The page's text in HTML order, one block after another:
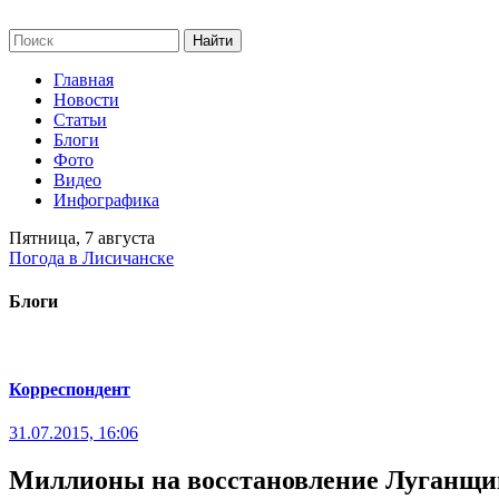
Главная
Новости
Статьи
Блоги
Фото
Видео
Инфографика
Пятница, 7 августа
Погода в Лисичанске
Блоги
Корреспондент
31.07.2015, 16:06
Миллионы на восстановление